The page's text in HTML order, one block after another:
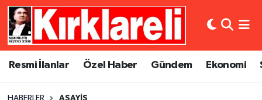
Resmi İlanlar Özel Haber Gündem Ekonomi
HABERLER ASAYIŞ
Resmi İlanlar
Asayiş
Künye
Merkez Nöbetçi Eczaneler